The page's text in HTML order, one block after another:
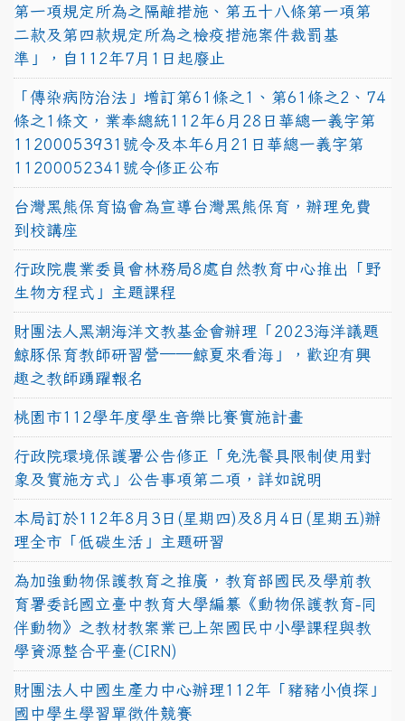
第一項規定所為之隔離措施、第五十八條第一項第
二款及第四款規定所為之檢疫措施案件裁罰基
準」，自112年7月1日起廢止
「傳染病防治法」增訂第61條之1、第61條之2、74
條之1條文，業奉總統112年6月28日華總一義字第
11200053931號令及本年6月21日華總一義字第
11200052341號令修正公布
台灣黑熊保育協會為宣導台灣黑熊保育，辦理免費
到校講座
行政院農業委員會林務局8處自然教育中心推出「野
生物方程式」主題課程
財團法人黑潮海洋文教基金會辦理「2023海洋議題
鯨豚保育教師研習營──鯨夏來看海」，歡迎有興
趣之教師踴躍報名
桃園市112學年度學生音樂比賽實施計畫
行政院環境保護署公告修正「免洗餐具限制使用對
象及實施方式」公告事項第二項，詳如說明
本局訂於112年8月3日(星期四)及8月4日(星期五)辦
理全市「低碳生活」主題研習
為加強動物保護教育之推廣，教育部國民及學前教
育署委託國立臺中教育大學編纂《動物保護教育-同
伴動物》之教材教案業已上架國民中小學課程與教
學資源整合平臺(CIRN)
財團法人中國生產力中心辦理112年「豬豬小偵探」
國中學生學習單徵件競賽